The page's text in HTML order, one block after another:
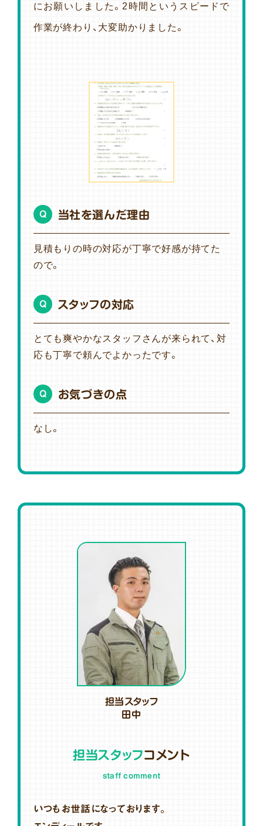
にお願いしました。2時間というスピードで
作業が終わり、大変助かりました。
Q 当社を選んだ理由
見積もりの時の対応が丁寧で好感が持てた
ので。
Q スタッフの対応
とても爽やかなスタッフさんが来られて、対
応も丁寧で頼んでよかったです。
Q お気づきの点
なし。
担当スタッフコメント
staff comment
いつもお世話になっております。
担当スタッフ
田中